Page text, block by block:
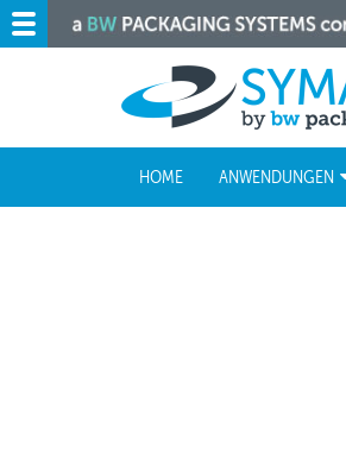
HOME ANWENDUNGEN